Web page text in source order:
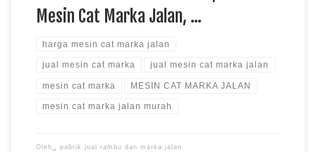
Mesin Cat Marka Jalan, …
harga mesin cat marka jalan
jual mesin cat marka jual mesin cat marka jalan
mesin cat marka MESIN CAT MARKA JALAN
mesin cat marka jalan murah
Oleh␣ pabrik jual rambu dan marka jalan